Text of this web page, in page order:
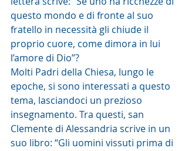
questo mondo e di fronte al suo
fratello in necessità gli chiude il
proprio cuore, come dimora in lui
l’amore di Dio”?
Molti Padri della Chiesa, lungo le
epoche, si sono interessati a questo
tema, lasciandoci un prezioso
insegnamento. Tra questi, san
Clemente di Alessandria scrive in un
suo libro: “Gli uomini vissuti prima di